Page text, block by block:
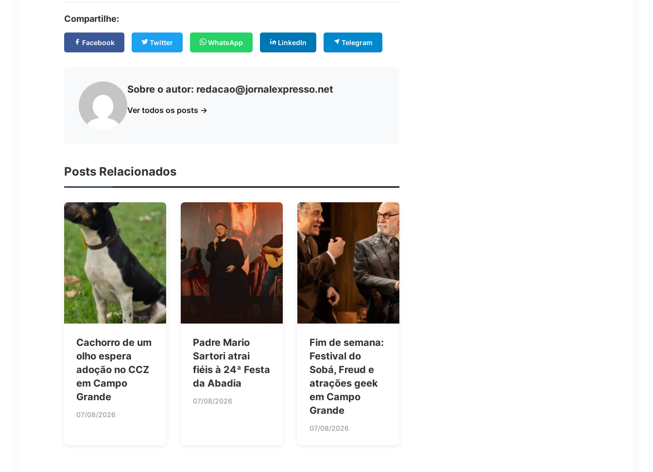
Compartilhe:
Facebook Twitter WhatsApp LinkedIn Telegram
Sobre o autor: redacao@jornalexpresso.net
Ver todos os posts →
Posts Relacionados
Cachorro de um
olho espera
adoção no CCZ
em Campo
Grande
07/08/2026
Padre Mario
Sartori atrai
fiéis à 24ª Festa
da Abadia
07/08/2026
Fim de semana:
Festival do
Sobá, Freud e
atrações geek
em Campo
Grande
07/08/2026